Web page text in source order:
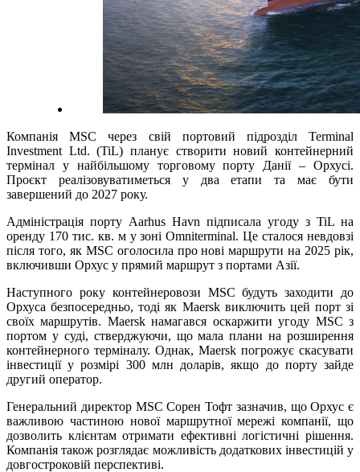
Компанія MSC через свій портовий підрозділ Terminal
Investment Ltd. (TiL) планує створити новий контейнерний
термінал у найбільшому торговому порту Данії – Орхусі.
Проєкт реалізовуватиметься у два етапи та має бути
завершений до 2027 року.
Адміністрація порту Aarhus Havn підписала угоду з TiL на
оренду 170 тис. кв. м у зоні Omniterminal. Це сталося невдовзі
після того, як MSC оголосила про нові маршрути на 2025 рік,
включивши Орхус у прямий маршрут з портами Азії.
Наступного року контейнеровози MSC будуть заходити до
Орхуса безпосередньо, тоді як Maersk виключить цей порт зі
своїх маршрутів. Maersk намагався оскаржити угоду MSC з
портом у суді, стверджуючи, що мала плани на розширення
контейнерного терміналу. Однак, Maersk погрожує скасувати
інвестиції у розмірі 300 млн доларів, якщо до порту зайде
другий оператор.
Генеральний директор MSC Сорен Тофт зазначив, що Орхус є
важливою частиною нової маршрутної мережі компанії, що
дозволить клієнтам отримати ефективні логістичні рішення.
Компанія також розглядає можливість додаткових інвестицій у
довгостроковій перспективі.